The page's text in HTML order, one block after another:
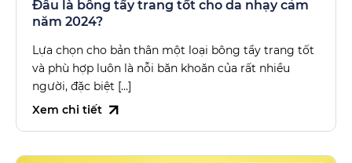
Đâu là bông tẩy trang tốt cho da nhạy cảm
năm 2024?
Lựa chọn cho bản thân một loại bông tẩy trang tốt
và phù hợp luôn là nỗi băn khoăn của rất nhiều
người, đặc biệt […]
Xem chi tiết